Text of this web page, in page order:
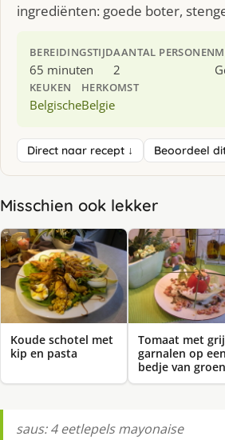
ingrediënten: goede boter,
BEREIDINGSTIJD
65 minuten
AANTAL PERSONEN
2
KEUKEN
Belgische
HERKOMST
Belgie
Direct naar recept ↓ Beoordeel
Misschien ook lekker
Koude schotel met
kip en pasta
Tomaat met
garnalen op een
bedje van
saus: 4 eetlepels mayonaise